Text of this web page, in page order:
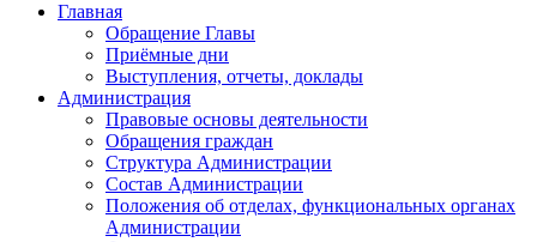
Главная
Обращение Главы
Приёмные дни
Выступления, отчеты, доклады
Администрация
Правовые основы деятельности
Обращения граждан
Структура Администрации
Состав Администрации
Положения об отделах, функциональных органах
Администрации